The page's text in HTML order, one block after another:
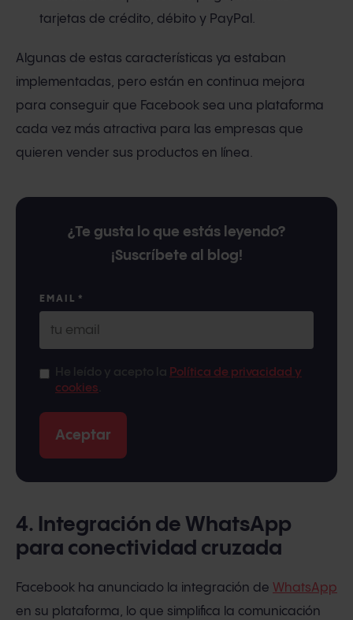
tarjetas de crédito, débito y PayPal.
Algunas de estas características ya estaban
implementadas, pero están en continua mejora
para conseguir que Facebook sea una plataforma
cada vez más atractiva para las empresas que
quieren vender sus productos en línea.
¿Te gusta lo que estás leyendo?
¡Suscríbete al blog!
EMAIL *
Política de privacidad y
cookies
4. Integración de WhatsApp
para conectividad cruzada
Facebook ha anunciado la integración de WhatsApp
en su plataforma, lo que simplifica la comunicación